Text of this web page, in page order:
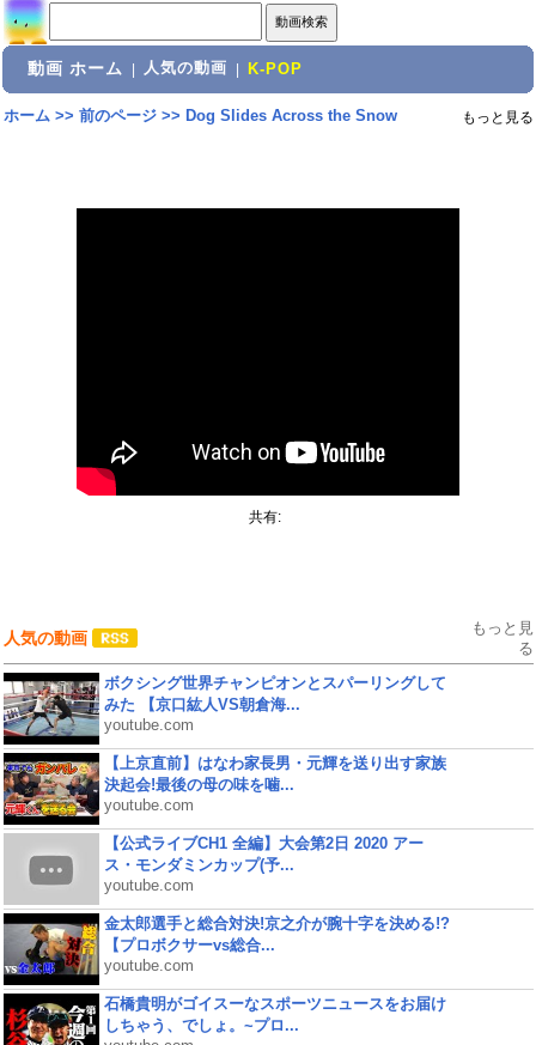
動画 ホーム 人気の動画 K-POP
ホーム>> 前のページ>> Dog Slides Across the Snow もっと見る
共有:
人気の動画
もっと見
る
ボクシング世界チャンピオンとスパーリングして
みた 【京口紘人VS朝倉海...
youtube.com
【上京直前】はなわ家長男・元輝を送り出す家族
決起会!最後の母の味を噛...
youtube.com
【公式ライブCH1 全編】大会第2日 2020 アー
ス・モンダミンカップ(予...
youtube.com
金太郎選手と総合対決!京之介が腕十字を決める!?
【プロボクサーvs総合...
youtube.com
石橋貴明がゴイスーなスポーツニュースをお届け
しちゃう、でしょ。~プロ...